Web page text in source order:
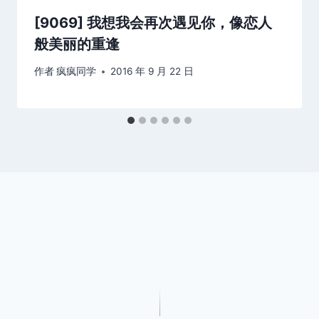
[9069] 我想我会再次遇见你，像恋人
般美丽的重逢
作者疯疯同学 2016 年 9 月 22 日